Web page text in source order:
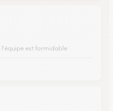
l'équipe est formidable